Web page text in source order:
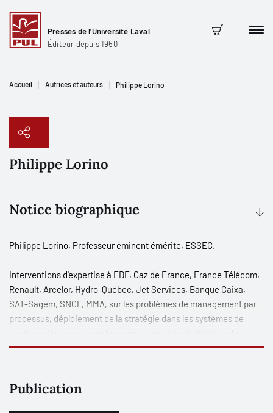
Presses de l'Université Laval
Éditeur depuis 1950
Panier
Accueil Autrices et auteurs Philippe Lorino
Philippe Lorino
Notice biographique
Philippe Lorino, Professeur éminent émérite, ESSEC.
Interventions d'expertise à EDF, Gaz de France, France Télécom,
Renault, Arcelor, Hydro-Québec, Jet Services, Banque Caixa,
SAT-Sagem, SNCF, MMA, sur les problèmes de management par
processus, déploiement de la stratégie dans les systèmes de
performances et des compétences, apprentissage collectif,
Publication